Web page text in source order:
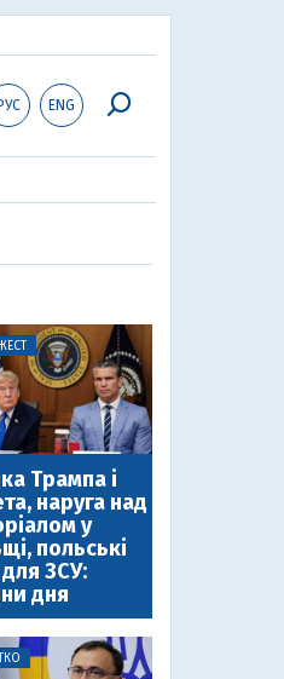
РУС ENG
Трампа і
наруга над
у
польські
ЗСУ:
дня